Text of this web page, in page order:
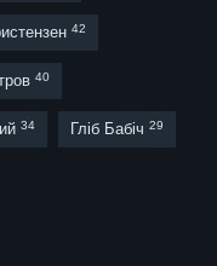
42
40
34 Гліб Бабіч 29